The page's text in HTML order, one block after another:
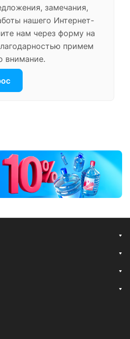
замечания,
нашего Интернет-
нам через форму на
примем
внимание.